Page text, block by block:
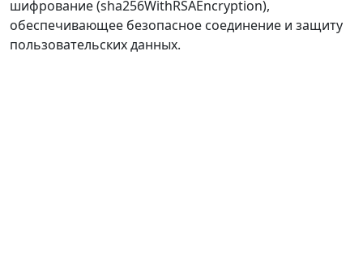
шифрование (sha256WithRSAEncryption),
обеспечивающее безопасное соединение и защиту
пользовательских данных.